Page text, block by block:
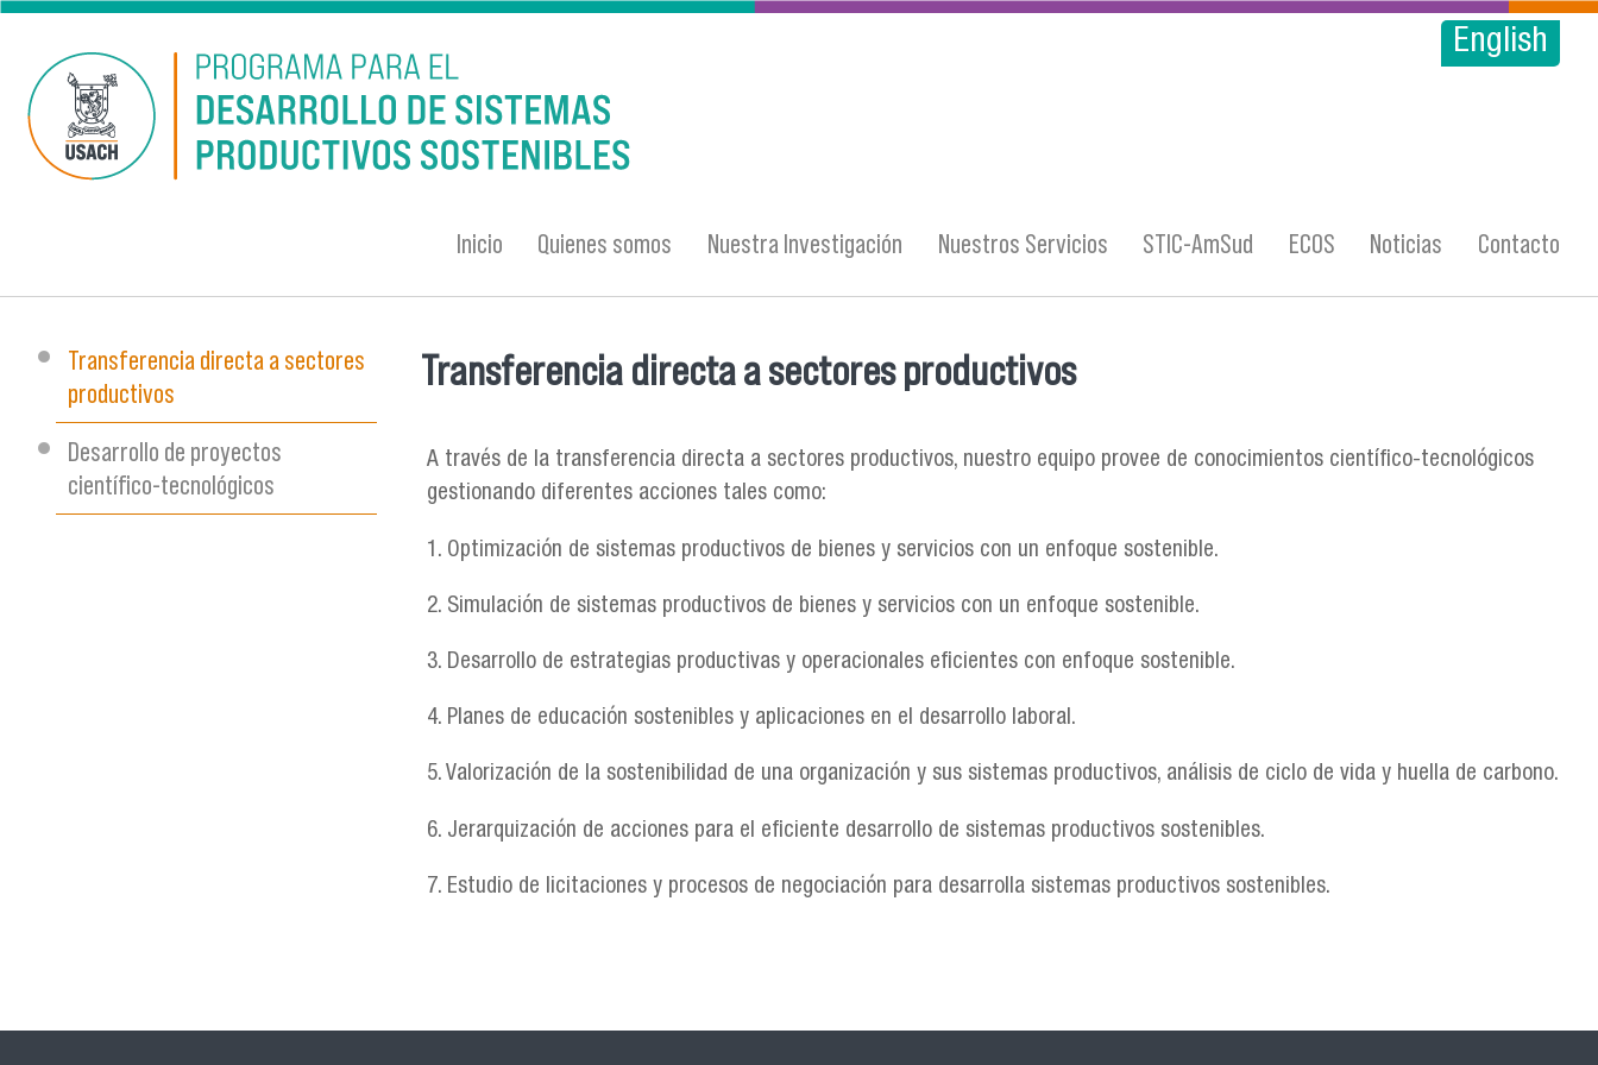
Pasar al contenido principal
English
Inicio Quienes somos Nuestra Investigación Nuestros Servicios STIC-AmSud ECOS Noticias Contacto
Transferencia directa a sectores
productivos
Desarrollo de proyectos
científico-tecnológicos
Se encuentra usted aquí
Transferencia directa a sectores productivos
A través de la transferencia directa a sectores productivos, nuestro equipo provee de conocimientos científico-tecnológicos
gestionando diferentes acciones tales como:
1. Optimización de sistemas productivos de bienes y servicios con un enfoque sostenible.
2. Simulación de sistemas productivos de bienes y servicios con un enfoque sostenible.
3. Desarrollo de estrategias productivas y operacionales eficientes con enfoque sostenible.
4. Planes de educación sostenibles y aplicaciones en el desarrollo laboral.
5. Valorización de la sostenibilidad de una organización y sus sistemas productivos, análisis de ciclo de vida y huella de carbono.
6. Jerarquización de acciones para el eficiente desarrollo de sistemas productivos sostenibles.
7. Estudio de licitaciones y procesos de negociación para desarrolla sistemas productivos sostenibles.